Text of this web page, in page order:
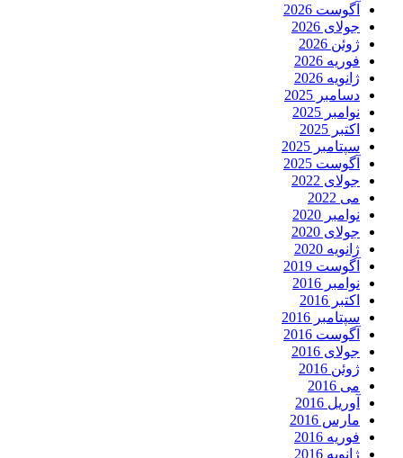
آگوست 2026
جولای 2026
ژوئن 2026
فوریه 2026
ژانویه 2026
دسامبر 2025
نوامبر 2025
اکتبر 2025
سپتامبر 2025
آگوست 2025
جولای 2022
می 2022
نوامبر 2020
جولای 2020
ژانویه 2020
آگوست 2019
نوامبر 2016
اکتبر 2016
سپتامبر 2016
آگوست 2016
جولای 2016
ژوئن 2016
می 2016
آوریل 2016
مارس 2016
فوریه 2016
ژانویه 2016